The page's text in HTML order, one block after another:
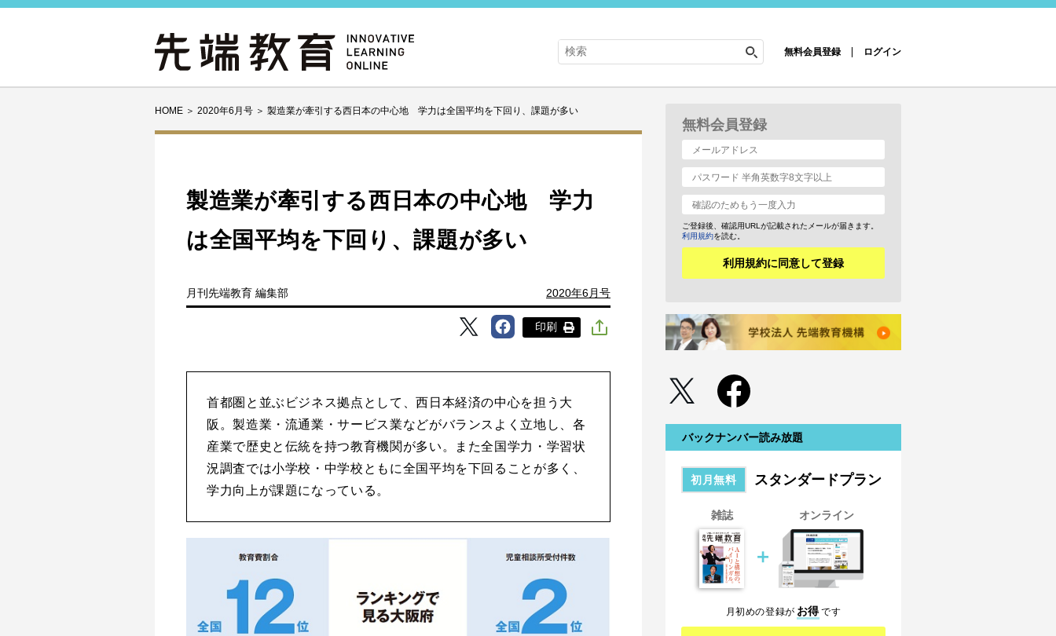
無料会員登録 ログイン
HOME ＞ 2020年6月号 ＞ 製造業が牽引する西日本の中心地 学力は全国平均を下回り、課題が多い
製造業が牽引する西日本の中心地 学力
は全国平均を下回り、課題が多い
月刊先端教育 編集部 2020年6月号
印刷
首都圏と並ぶビジネス拠点として、西日本経済の中心を担う大
阪。製造業・流通業・サービス業などがバランスよく立地し、各
産業で歴史と伝統を持つ教育機関が多い。また全国学力・学習状
況調査では小学校・中学校ともに全国平均を下回ることが多く、
学力向上が課題になっている。
無料会員登録
ご登録後、確認用URLが記載されたメールが届きます。
利用規約を読む。
利用規約に同意して登録
バックナンバー読み放題
初月無料 スタンダードプラン
雑誌
＋
オンライン
月初めの登録が お得です